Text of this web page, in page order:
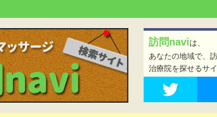
訪問naviは、
あなたの地域で、
治療院を探せるサ